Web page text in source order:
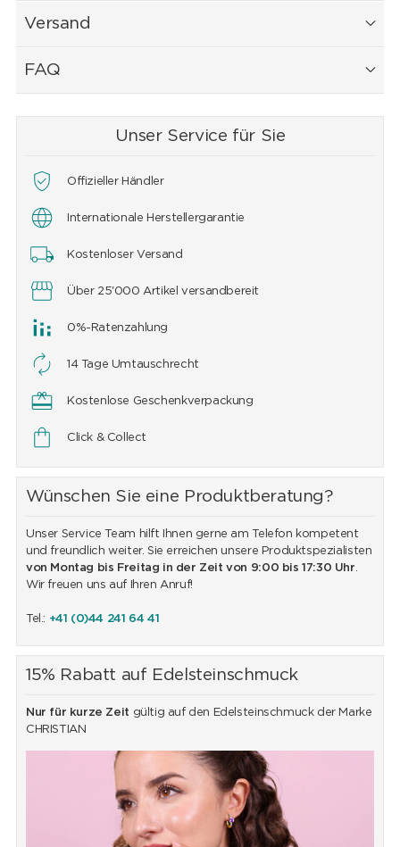
Versand
FAQ
Unser Service für Sie
Offizieller Händler
Internationale Herstellergarantie
Kostenloser Versand
Über 25'000 Artikel versandbereit
0%-Ratenzahlung
14 Tage Umtauschrecht
Kostenlose Geschenkverpackung
Click & Collect
Wünschen Sie eine Produktberatung?
Unser Service Team hilft Ihnen gerne am Telefon kompetent
und freundlich weiter. Sie erreichen unsere Produktspezialisten
von Montag bis Freitag in der Zeit von 9:00 bis 17:30 Uhr.
Wir freuen uns auf Ihren Anruf!
Tel.: +41 (0)44 241 64 41
15% Rabatt auf Edelsteinschmuck
Nur für kurze Zeit gültig auf den Edelsteinschmuck der Marke
CHRISTIAN